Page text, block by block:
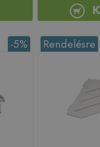
-5% Rendelésre